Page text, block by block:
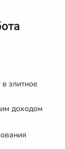
элитное
доходом